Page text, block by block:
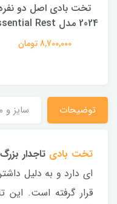
تخت بادی اصل دو
2024 مدل Essential Rest
8,700,000 تومان
توضیحات سایز
تخت بادی تاجدار بزرگ
ای دارد و به دلیل
قرار گرفته است. این